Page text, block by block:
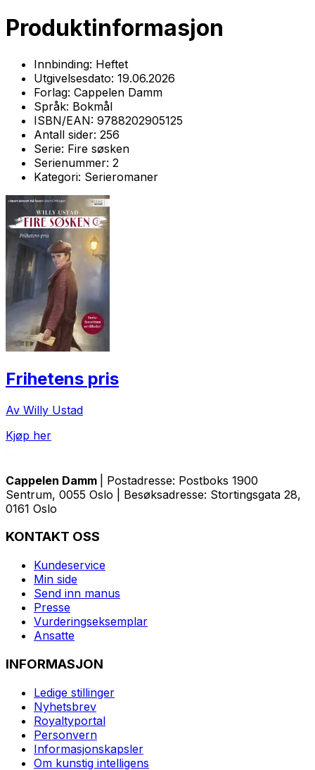
Produktinformasjon
Innbinding: Heftet
Utgivelsesdato: 19.06.2026
Forlag: Cappelen Damm
Språk: Bokmål
ISBN/EAN: 9788202905125
Antall sider: 256
Serie: Fire søsken
Serienummer: 2
Kategori: Serieromaner
Frihetens pris
Av Willy Ustad
Kjøp her
Cappelen Damm
| Postadresse: Postboks 1900
Sentrum, 0055 Oslo | Besøksadresse: Stortingsgata 28,
0161 Oslo
KONTAKT OSS
Kundeservice
Min side
Send inn manus
Presse
Vurderingseksemplar
Ansatte
INFORMASJON
Ledige stillinger
Nyhetsbrev
Royaltyportal
Personvern
Informasjonskapsler
Om kunstig intelligens